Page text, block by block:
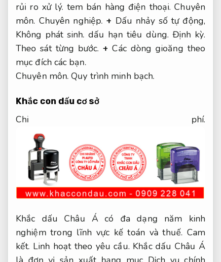
rủi ro xử lý. tem bán hàng điện thoại.Chuyên
môn. Chuyên nghiệp. + Dấu nhảy số tự động,
Không phát sinh. dấu hạn tiêu dùng. Định kỳ.
Theo sát từng bước. + Các dòng gioăng theo
mục đích các bạn.
Chuyên môn. Quy trình minh bạch.
Khắc con dấu cơ sở
Chi phí.
Khắc dấu Châu Á có đa dạng năm kinh
nghiệm trong lĩnh vực kế toán và thuế. Cam
kết. Linh hoạt theo yêu cầu. Khắc dấu Châu Á